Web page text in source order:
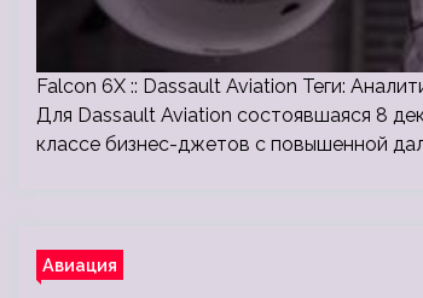
Falcon 6X :: Dassault Aviation Теги:
Для Dassault Aviation состоявшаяся 8
классе бизнес-джетов с повышенной
Авиация